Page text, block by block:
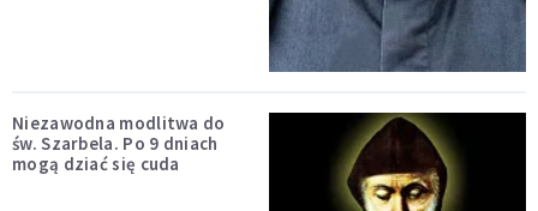
Niezawodna modlitwa do
św. Szarbela. Po 9 dniach
mogą dziać się cuda